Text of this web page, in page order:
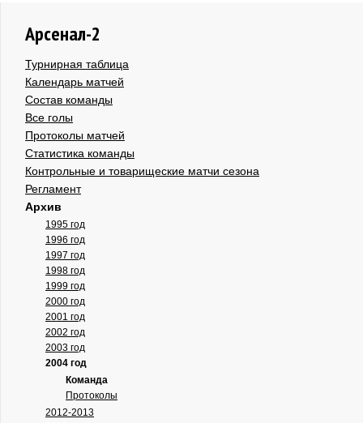
Арсенал-2
Турнирная таблица
Календарь матчей
Состав команды
Все голы
Протоколы матчей
Статистика команды
Контрольные и товарищеские матчи сезона
Регламент
Архив
1995 год
1996 год
1997 год
1998 год
1999 год
2000 год
2001 год
2002 год
2003 год
2004 год
Команда
Протоколы
2012-2013